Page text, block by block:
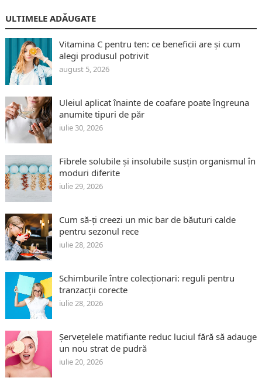
ULTIMELE ADĂUGATE
Vitamina C pentru ten: ce beneficii are și cum
alegi produsul potrivit
august 5, 2026
Uleiul aplicat înainte de coafare poate îngreuna
anumite tipuri de păr
iulie 30, 2026
Fibrele solubile și insolubile susțin organismul în
moduri diferite
iulie 29, 2026
Cum să-ți creezi un mic bar de băuturi calde
pentru sezonul rece
iulie 28, 2026
Schimburile între colecționari: reguli pentru
tranzacții corecte
iulie 28, 2026
Șervețelele matifiante reduc luciul fără să adauge
un nou strat de pudră
iulie 20, 2026